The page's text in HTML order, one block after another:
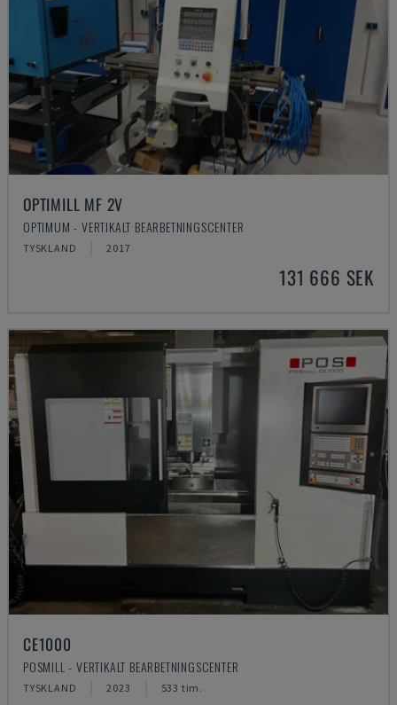
OPTIMILL MF 2V
OPTIMUM - VERTIKALT BEARBETNINGSCENTER
TYSKLAND 2017
131 666 SEK
CE1000
POSMILL - VERTIKALT BEARBETNINGSCENTER
TYSKLAND 2023 533 tim.